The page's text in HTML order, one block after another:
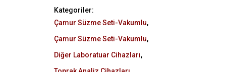
Kategoriler:
Çamur Süzme Seti-Vakumlu,
Çamur Süzme Seti-Vakumlu,
Diğer Laboratuar Cihazları,